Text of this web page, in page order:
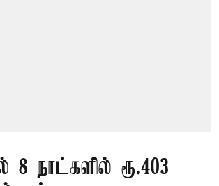
8 நாட்களில் ரூ.403